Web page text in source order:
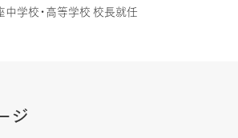
学校・高等学校 校長就任
ジ